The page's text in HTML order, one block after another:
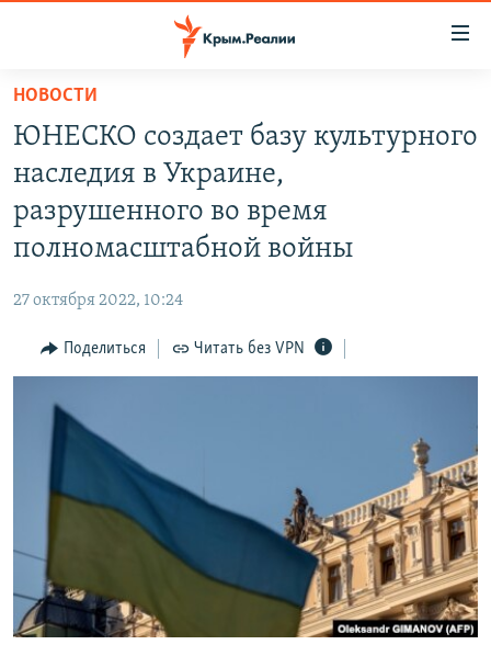
Вернуться
основному
содержанию
главной
Вернутся
поиску
КАРТА ВОЕННЫХ ОБЪЕКТОВ КРЫМА
ИНТЕРАКТИВ
ИНФОГРАФИКА
СОВЕТЫ ПРАВОЗАЩИТНИКОВ
ПРОПАВШИЕ БЕЗ ВЕСТИ
ПОБЕДИТЕЛЕЙ НЕ СУДЯТ?
КРЫМ.НЕПОКОРЕННЫЙ
ELIFBE
УКРАИНСКАЯ ПРОБЛЕМА КРЫМА
РАДІО СВОБОДА
КАК ОБОЙТИ БЛОКИРОВКУ
Українською
Qırımtatar
ПРИСОЕДИНЯЙТЕСЬ!
НОВОСТИ
ЮНЕСКО создает базу культурного
наследия в Украине,
разрушенного во время
полномасштабной войны
27 октября 2022, 10:24
Поделиться Читать без VPN